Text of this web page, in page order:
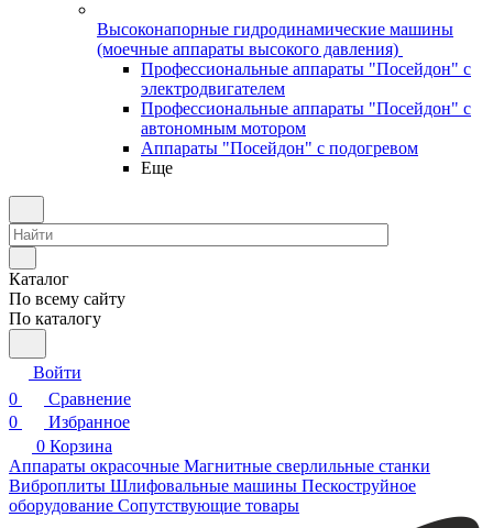
Высоконапорные гидродинамические машины
(моечные аппараты высокого давления)
Профессиональные аппараты "Посейдон" с
электродвигателем
Профессиональные аппараты "Посейдон" с
автономным мотором
Аппараты "Посейдон" с подогревом
Еще
Каталог
По всему сайту
По каталогу
Войти
0
Сравнение
0
Избранное
0 Корзина
Аппараты окрасочные Магнитные сверлильные станки
Виброплиты Шлифовальные машины Пескоструйное
оборудование Сопутствующие товары